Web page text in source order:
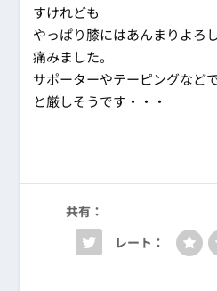
すけれども
やっぱり膝にはあんまりよろ
痛みました。
サポーターやテーピングなど
と厳しそうです・・・
共有：
レート：